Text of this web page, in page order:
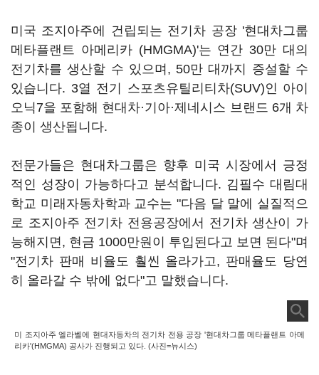
미국 조지아주에 건립되는 전기차 공장 '현대차그룹
메타플랜트 아메리카 (HMGMA)'는 연간 30만 대의
전기차를 생산할 수 있으며, 50만 대까지 증설할 수
있습니다. 3열 전기 스포츠유틸리티차(SUV)인 아이
오닉7을 포함해 현대차·기아·제네시스 브랜드 6개 차
종이 생산됩니다.
전문가들은 현대차그룹은 향후 미국 시장에서 긍정
적인 성장이 가능하다고 분석합니다. 김필수 대림대
학교 미래자동차학과 교수는 "다음 달 말에 실질적으
로 조지아주 전기차 전용공장에서 전기차 생산이 가
능해지면, 현금 1000만원이 투입된다고 보면 된다"며
"전기차 판매 비율도 훨씬 올라가고, 판매율도 당연
히 올라갈 수 밖에 없다"고 말했습니다.
미 조지아주 엘라벨에 현대자동차의 전기차 전용 공장 '현대차그룹 메타플랜트 아메
리카'(HMGMA) 공사가 진행되고 있다. (사진=뉴시스)